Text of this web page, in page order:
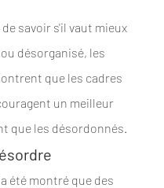
de savoir s'il vaut mieux
désorganisé, les
que les cadres
un meilleur
que les désordonnés.
été montré que des